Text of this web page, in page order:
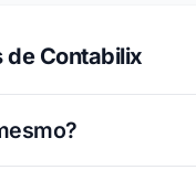
de Contabilix